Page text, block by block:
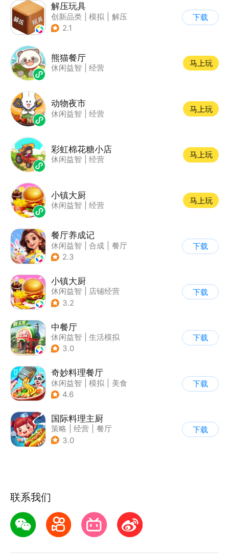
解压玩具
创新品类 模拟
解压
| 卡通
2.1
下载
熊猫餐厅
休闲益智 经营
马上玩
动物夜市
休闲益智 经营
马上玩
彩虹棉花糖小店
休闲益智 经营
马上玩
小镇大厨
休闲益智 经营
马上玩
餐厅养成记
休闲益智 合成
餐厅
| 清新
2.3
下载
小镇大厨
休闲益智
店铺经营
| 美食
3.2
下载
中餐厅
休闲益智
生活模拟
| 餐厅
3.0
下载
奇妙料理餐厅
休闲益智 模拟
美食
| 宝宝巴士
4.6
下载
国际料理主厨
策略 经营
餐厅
| 学习教育
3.0
下载
联系我们